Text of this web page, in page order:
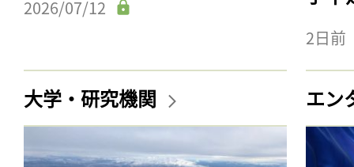
2026/07/12
2日前
大学・研究機関 エン